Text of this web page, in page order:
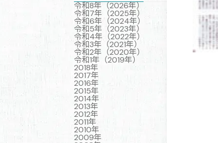
令和8年（2026年）
令和7年（2025年）
令和6年（2024年）
令和5年（2023年）
令和4年（2022年）
令和3年（2021年）
令和2年（2020年）
令和1年（2019年）
2018年
2017年
2016年
2015年
2014年
2013年
2012年
2011年
2010年
2009年